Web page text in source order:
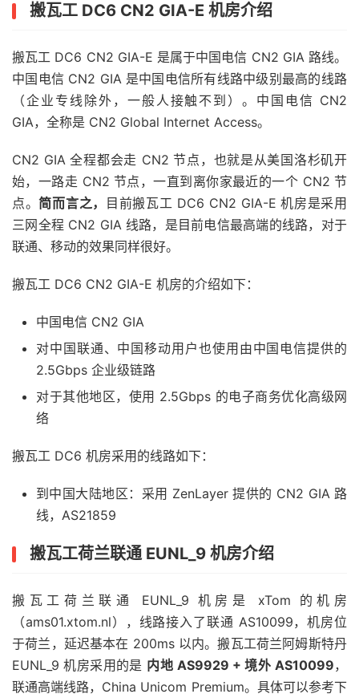
搬瓦工 DC6 CN2 GIA-E 机房介绍
搬瓦工 DC6 CN2 GIA-E 是属于中国电信 CN2 GIA 路线。
中国电信 CN2 GIA 是中国电信所有线路中级别最高的线路
（企业专线除外，一般人接触不到）。中国电信 CN2
GIA，全称是 CN2 Global Internet Access。
CN2 GIA 全程都会走 CN2 节点，也就是从美国洛杉矶开
始，一路走 CN2 节点，一直到离你家最近的一个 CN2 节
点。简而言之，
目前搬瓦工 DC6 CN2 GIA-E 机房是采用
三网全程 CN2 GIA 线路，是目前电信最高端的线路，对于
联通、移动的效果同样很好。
搬瓦工 DC6 CN2 GIA-E 机房的介绍如下：
中国电信 CN2 GIA
对中国联通、中国移动用户也使用由中国电信提供的
2.5Gbps 企业级链路
对于其他地区，使用 2.5Gbps 的电子商务优化高级网
络
搬瓦工 DC6 机房采用的线路如下：
到中国大陆地区：采用 ZenLayer 提供的 CN2 GIA 路
线，AS21859
搬瓦工荷兰联通 EUNL_9 机房介绍
搬瓦工荷兰联通 EUNL_9 机房是 xTom 的机房
（ams01.xtom.nl），线路接入了联通 AS10099，机房位
于荷兰，延迟基本在 200ms 以内。搬瓦工荷兰阿姆斯特丹
EUNL_9 机房采用的是 内地 AS9929 + 境外 AS10099，
联通高端线路，China Unicom Premium。具体可以参考下